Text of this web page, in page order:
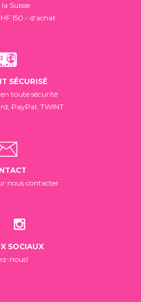
Suisse
150.- d'achat
SÉCURISÉ
toute sécurité
PayPal, TWINT
nous contacter
SOCIAUX
nous!